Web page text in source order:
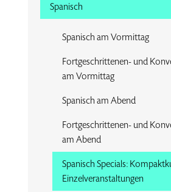
Spanisch
Spanisch am Vormittag
Fortgeschrittenen- und
am Vormittag
Spanisch am Abend
Fortgeschrittenen- und
am Abend
Spanisch Specials:
Einzelveranstaltungen